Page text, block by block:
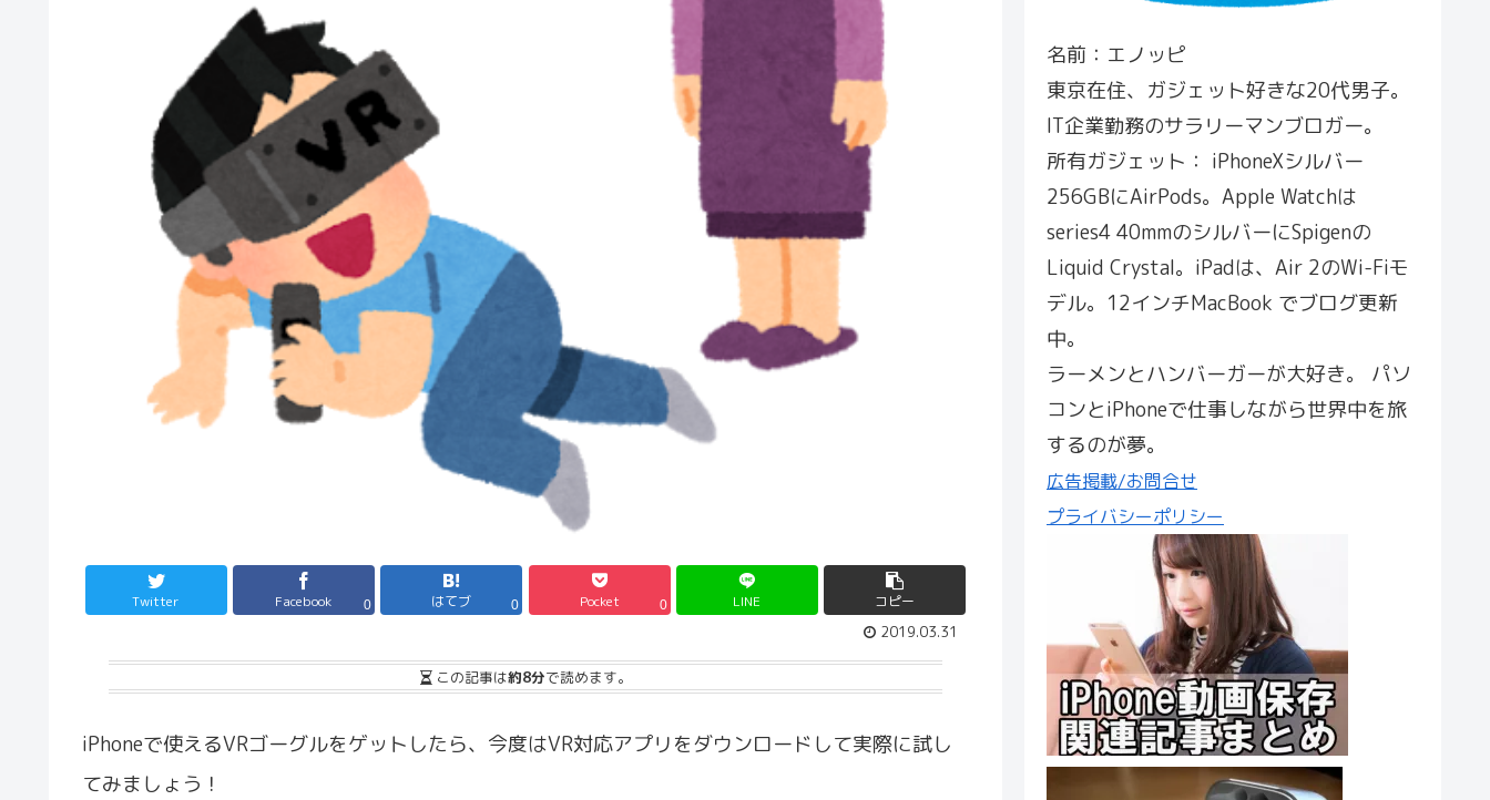
Twitter Facebook 0 はてブ 0 Pocket 0 LINE コピー
2019.03.31
この記事は約8分で読めます。
iPhoneで使えるVRゴーグルをゲットしたら、今度はVR対応アプリをダウンロードして実際に試し
てみましょう！
名前：エノッピ
東京在住、ガジェット好きな20代男子。
IT企業勤務のサラリーマンブロガー。
所有ガジェット： iPhoneXシルバー
256GBにAirPods。Apple Watchは
series4 40mmのシルバーにSpigenの
Liquid Crystal。iPadは、Air 2のWi-Fiモ
デル。12インチMacBook でブログ更新
中。
ラーメンとハンバーガーが大好き。 パソ
コンとiPhoneで仕事しながら世界中を旅
するのが夢。
広告掲載/お問合せ
プライバシーポリシー